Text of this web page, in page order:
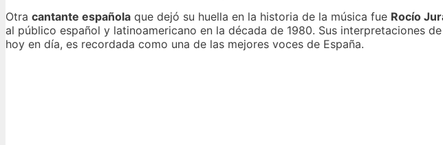
Otra cantante española que dejó su huella en la historia de la música fue Rocío
al público español y latinoamericano en la década de 1980. Sus interpretaciones
hoy en día, es recordada como una de las mejores voces de España.